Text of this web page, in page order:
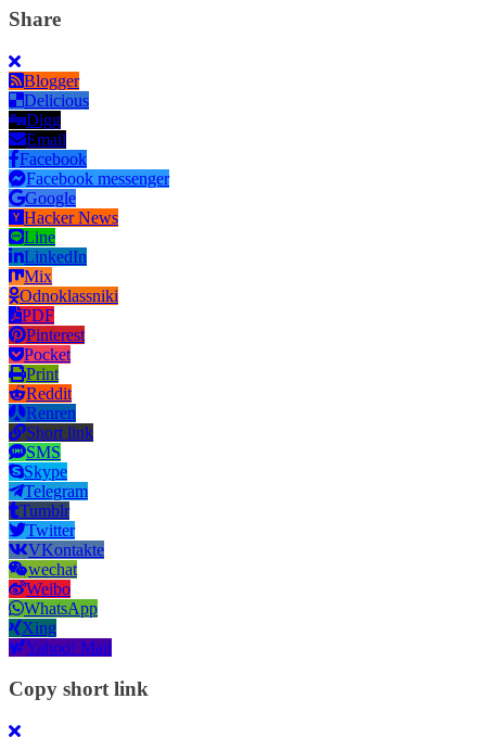
Share
Blogger
Delicious
Digg
Email
Facebook
Facebook messenger
Google
Hacker News
Line
LinkedIn
Mix
Odnoklassniki
PDF
Pinterest
Pocket
Print
Reddit
Renren
Short link
SMS
Skype
Telegram
Tumblr
Twitter
VKontakte
wechat
Weibo
WhatsApp
Xing
Yahoo! Mail
Copy short link